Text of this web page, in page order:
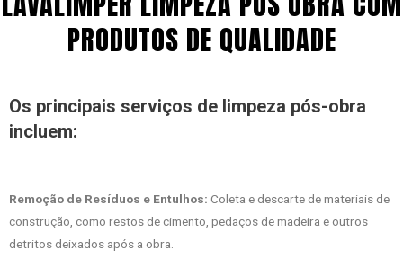
PRODUTOS DE QUALIDADE
Os principais serviços de limpeza pós-obra
incluem:
Remoção de Resíduos e Entulhos: Coleta e descarte de materiais de
construção, como restos de cimento, pedaços de madeira e outros
detritos deixados após a obra.